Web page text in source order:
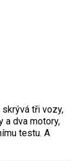
tři vozy,
a dva motory,
testu. A